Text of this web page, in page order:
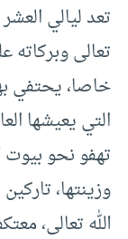
تعد ليالي
تعالى وبركاته
خاصا، يحتفي
التي يعيشها
تهفو نحو بيوت
وزينتها،
الله تعالى،